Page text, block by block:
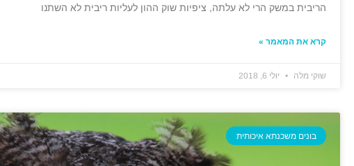
הריבית במשק הרי לא עלתה, ציפיות שוק ההון לעליות ריבית לא השתנו
קרא את המאמר »
שוקי מלה יולי 6, 2018
בונים משכנתא איכותית